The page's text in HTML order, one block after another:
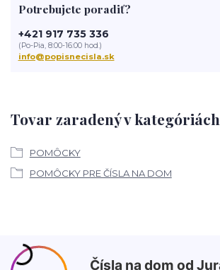
Tovar zaradený v kategóriách
POMÔCKY
POMÔCKY PRE ČÍSLA NA DOM
Potrebujete poradiť?
+421 917 735 336
(Po-Pia, 8:00-16:00 hod.)
info@popisnecisla.sk